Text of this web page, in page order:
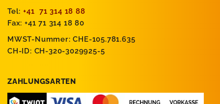
Tel: +41 71 314 18 88
Fax: +41 71 314 18 80
MWST-Nummer: CHE-105.781.635
CH-ID: CH-320-3029925-5
ZAHLUNGSARTEN